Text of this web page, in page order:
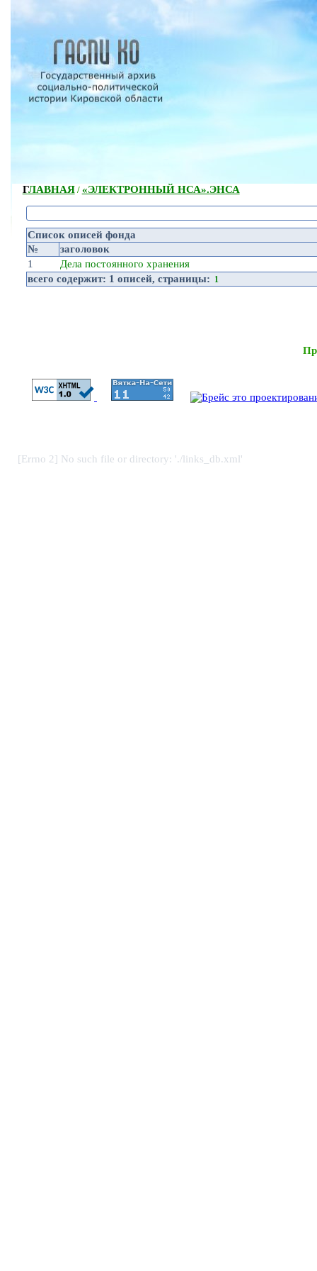
ГЛАВНАЯ/ «ЭЛЕКТРОННЫЙ НСА».ЭНСА
Список описей фонда
№
заголовок
1
Дела постоянного хранения
всего содержит: 1 описей, страницы: 1
[Errno 2] No such file or directory: './links_db.xml'